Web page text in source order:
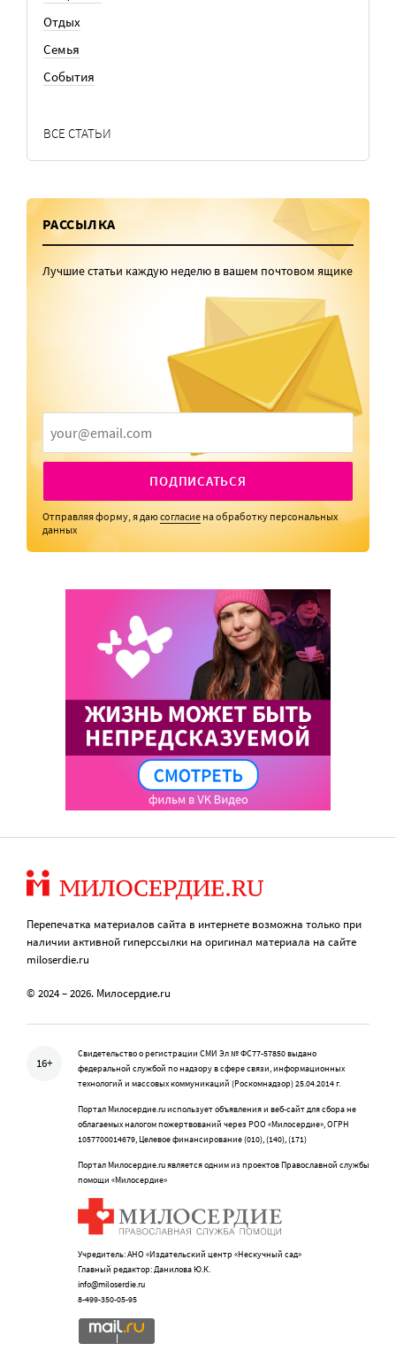
Отдых
Семья
События
ВСЕ СТАТЬИ
РАССЫЛКА
Лучшие статьи каждую неделю в вашем почтовом ящике
ПОДПИСАТЬСЯ
Отправляя форму, я даюсогласие на обработку персональных
данных
Перепечатка материалов сайта в интернете возможна только при
наличии активной гиперссылки на оригинал материала на сайте
miloserdie.ru
© 2024 – 2026. Милосердие.ru
16+
Свидетельство о регистрации СМИ Эл № ФС77-57850 выдано
федеральной службой по надзору в сфере связи, информационных
технологий и массовых коммуникаций (Роскомнадзор) 25.04.2014 г.
Портал Милосердие.ru использует объявления и веб-сайт для сбора не
облагаемых налогом пожертвований через РОО «Милосердие», ОГРН
1057700014679, Целевое финансирование (010), (140), (171)
Портал Милосердие.ru является одним из проектов Православной службы
помощи «Милосердие»
Учредитель: АНО «Издательский центр «Нескучный сад»
Главный редактор: Данилова Ю.К.
info@miloserdie.ru
8-499-350-05-95